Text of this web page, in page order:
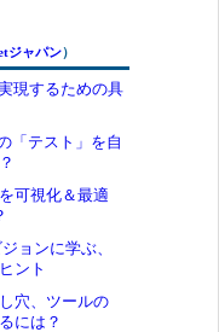
ジャパン）
現するための具
「テスト」を自
可視化＆最適
ョンに学ぶ、
ント
穴、ツールの
には？